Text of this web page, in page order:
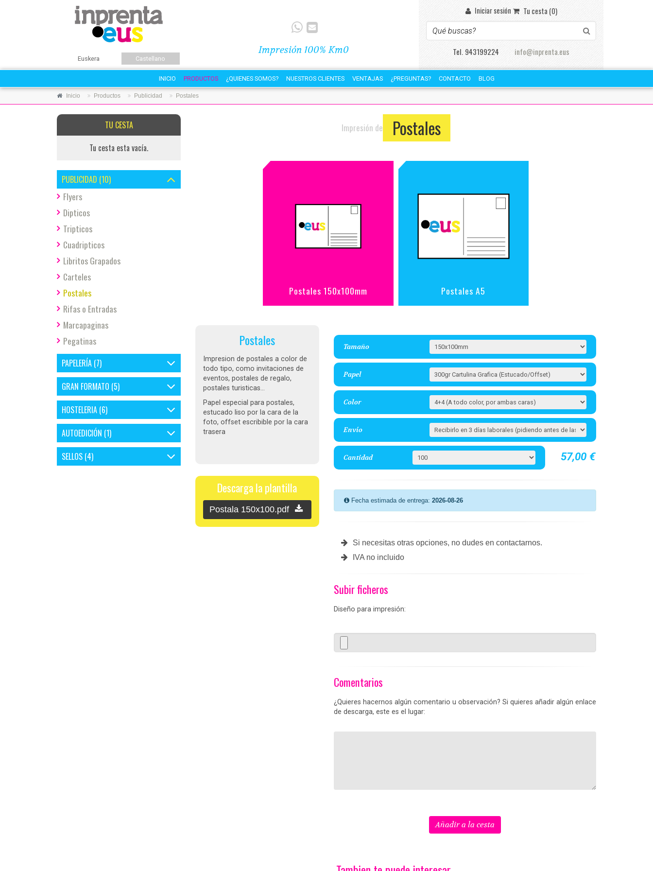
Euskera Castellano
Impresión 100% Km0
Iniciar sesión Tu cesta (0)
Tel. 943199224 info@inprenta.eus
INICIO PRODUCTOS ¿QUIENES SOMOS? NUESTROS CLIENTES VENTAJAS ¿PREGUNTAS? CONTACTO BLOG
Inicio Productos Publicidad Postales
TU CESTA
Tu cesta esta vacía.
PUBLICIDAD (10)
Flyers
Dipticos
Tripticos
Cuadripticos
Libritos Grapados
Carteles
Postales
Rifas o Entradas
Marcapaginas
Pegatinas
PAPELERÍA (7)
GRAN FORMATO (5)
HOSTELERIA (6)
AUTOEDICIÓN (1)
SELLOS (4)
Impresión de Postales
Postales 150x100mm Postales A5
Postales
Impresion de postales a color de
todo tipo, como invitaciones de
eventos, postales de regalo,
postales turisticas...
Papel especial para postales,
estucado liso por la cara de la
foto, offset escribible por la cara
trasera
Descarga la plantilla
Postala 150x100.pdf
Tamaño
Papel
Color
Envío
Cantidad 57,00 €
Fecha estimada de entrega: 2026-08-26
Si necesitas otras opciones, no dudes en contactarnos.
IVA no incluido
Subir ficheros
Diseño para impresión:
Comentarios
¿Quieres hacernos algún comentario u observación? Si quieres añadir algún enlace
de descarga, este es el lugar:
Añadir a la cesta